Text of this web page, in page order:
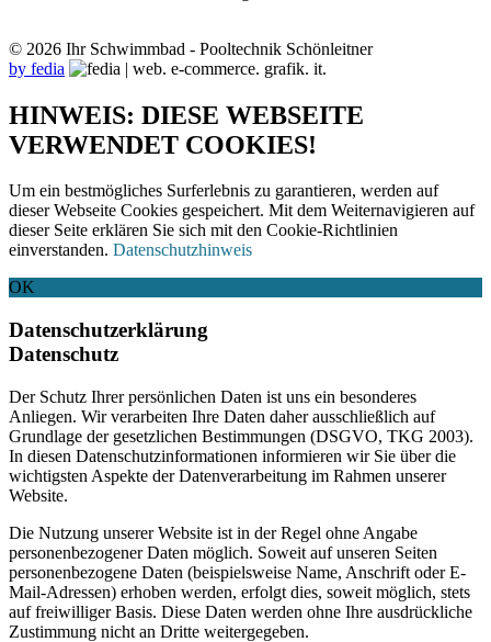
© 2026 Ihr Schwimmbad - Pooltechnik Schönleitner
by fedia
HINWEIS: DIESE WEBSEITE
VERWENDET COOKIES!
Um ein bestmögliches Surferlebnis zu garantieren, werden auf
dieser Webseite Cookies gespeichert. Mit dem Weiternavigieren auf
dieser Seite erklären Sie sich mit den Cookie-Richtlinien
einverstanden. Datenschutzhinweis
OK
Datenschutzerklärung
Datenschutz
Der Schutz Ihrer persönlichen Daten ist uns ein besonderes
Anliegen. Wir verarbeiten Ihre Daten daher ausschließlich auf
Grundlage der gesetzlichen Bestimmungen (DSGVO, TKG 2003).
In diesen Datenschutzinformationen informieren wir Sie über die
wichtigsten Aspekte der Datenverarbeitung im Rahmen unserer
Website.
Die Nutzung unserer Website ist in der Regel ohne Angabe
personenbezogener Daten möglich. Soweit auf unseren Seiten
personenbezogene Daten (beispielsweise Name, Anschrift oder E-
Mail-Adressen) erhoben werden, erfolgt dies, soweit möglich, stets
auf freiwilliger Basis. Diese Daten werden ohne Ihre ausdrückliche
Zustimmung nicht an Dritte weitergegeben.